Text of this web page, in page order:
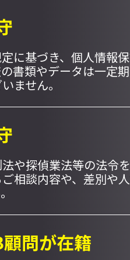
に基づき、個人情報
書類やデータは一定
ません。
や探偵業法等の法令
相談内容や、差別や
問が在籍